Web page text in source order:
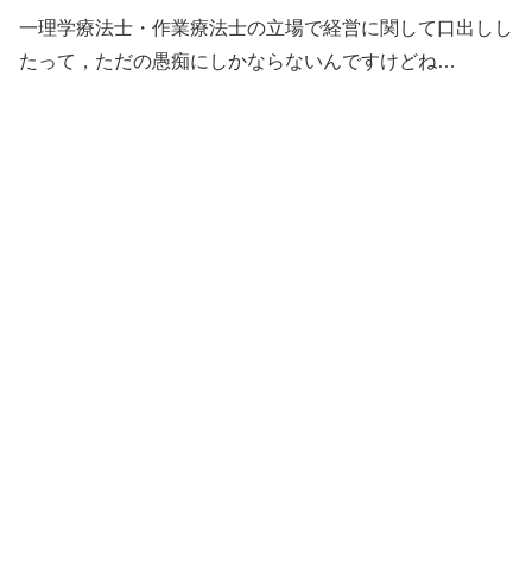
一理学療法士・作業療法士の立場で経営に関して口出しし
たって，ただの愚痴にしかならないんですけどね…